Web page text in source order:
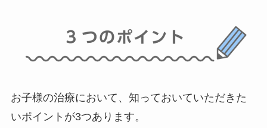
お子様の治療において、知っておいていただきた
いポイントが3つあります。